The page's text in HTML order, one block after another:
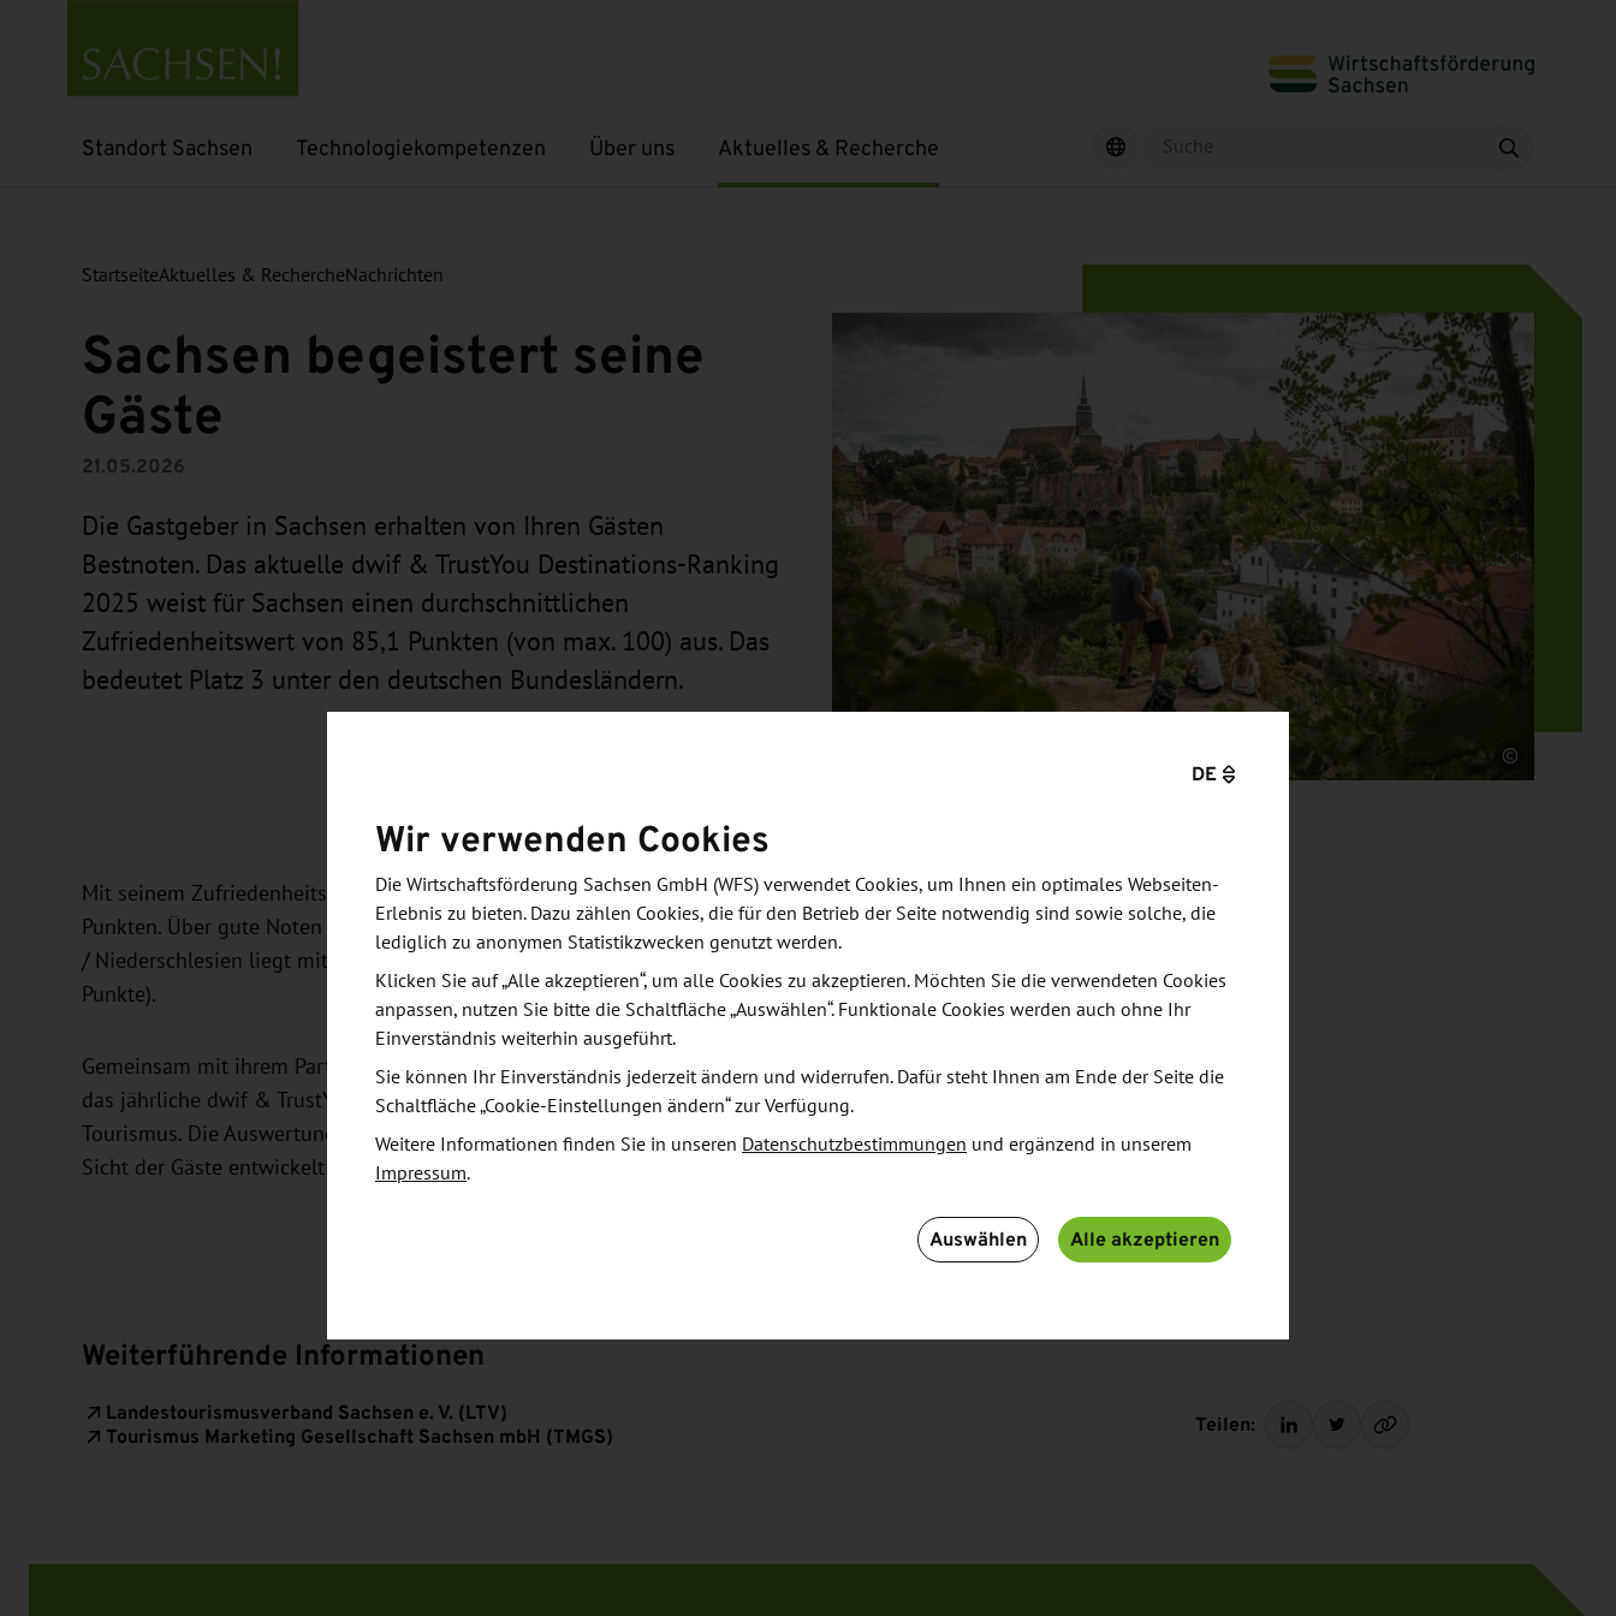
Standort Sachsen
Untermenü öffnen Technologiekompetenzen
Untermenü öffnen Über uns
Untermenü öffnenAktuelles & Recherche
Untermenü öffnen Finden
StartseiteAktuelles & RechercheNachrichten
Sachsen begeistert seine
Gäste
21.05.2026
Die Gastgeber in Sachsen erhalten von Ihren Gästen
Bestnoten. Das aktuelle dwif & TrustYou Destinations-Ranking
2025 weist für Sachsen einen durchschnittlichen
Zufriedenheitswert von 85,1 Punkten (von max. 100) aus. Das
bedeutet Platz 3 unter den deutschen Bundesländern.
Quelle
Mit seinem Zufriedenheitswert liegt das Reiseland Sachsen auch über dem Bundesschnitt von 84,2
Punkten. Über gute Noten können sich alle sächsischen Reiseregionen freuen. Die Region Oberlausitz
/ Niederschlesien liegt mit 87,8 Punkten an der Spitze, dicht gefolgt von der Sächsischen Schweiz (87
Punkte).
Gemeinsam mit ihrem Partner TrustYou veröffentlicht die Tourismusberatung dwif bereits seit 2010
das jährliche dwif & TrustYou Destinations-Ranking für über 140 Regionen im Deutschland-
Tourismus. Die Auswertungen geben Aufschluss darüber, wie sich die Qualität der Unterkünfte aus
Sicht der Gäste entwickelt hat.
Weiterführende Informationen
Landestourismusverband Sachsen e. V. (LTV)
Tourismus Marketing Gesellschaft Sachsen mbH (TMGS)
Teilen:
DE
Wir verwenden Cookies
Die Wirtschaftsförderung Sachsen GmbH (WFS) verwendet Cookies, um Ihnen ein optimales Webseiten-
Erlebnis zu bieten. Dazu zählen Cookies, die für den Betrieb der Seite notwendig sind sowie solche, die
lediglich zu anonymen Statistikzwecken genutzt werden.
Klicken Sie auf „Alle akzeptieren“, um alle Cookies zu akzeptieren. Möchten Sie die verwendeten Cookies
anpassen, nutzen Sie bitte die Schaltfläche „Auswählen“. Funktionale Cookies werden auch ohne Ihr
Einverständnis weiterhin ausgeführt.
Sie können Ihr Einverständnis jederzeit ändern und widerrufen. Dafür steht Ihnen am Ende der Seite die
Schaltfläche „Cookie-Einstellungen ändern“ zur Verfügung.
Weitere Informationen finden Sie in unseren Datenschutzbestimmungen und ergänzend in unserem
Impressum.
Auswählen Alle akzeptieren